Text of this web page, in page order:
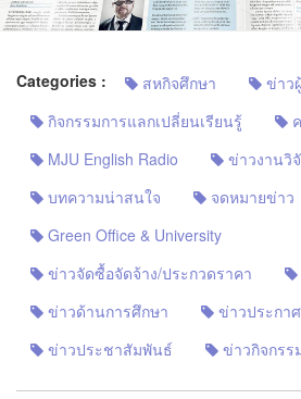
Categories : สหกิจศึกษา
ข่าว
กิจกรรมการแลกเปลี่ยนเรียนรู้
MJU English Radio
ข่าวงานวิ
บทความน่าสนใจ
จดหมายข่าว
Green Office & University
ข่าวจัดซื้อจัดจ้าง/ประกวดราคา
ข่าวด้านการศึกษา
ข่าวประกาศ
ข่าวประชาสัมพันธ์
ข่าวกิจกรร